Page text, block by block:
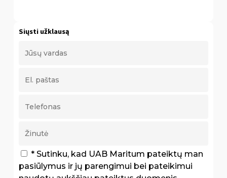
Siųsti užklausą
* Sutinku, kad UAB Maritum pateiktų man
pasiūlymus ir jų parengimui bei pateikimui